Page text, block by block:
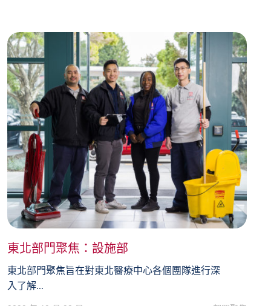
東北部門聚焦：設施部
東北部門聚焦旨在對東北醫療中心各個團隊進行深
入了解...